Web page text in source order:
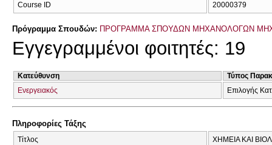
Course ID 20000379
Πρόγραμμα Σπουδών: ΠΡΟΓΡΑΜΜΑ ΣΠΟΥΔΩΝ ΜΗΧΑΝΟΛΟΓΩΝ
Εγγεγραμμένοι φοιτητές: 19
Κατεύθυνση
Τύπος
Ενεργειακός
Επιλογής
Πληροφορίες Τάξης
Τίτλος ΧΗΜΕΙΑ ΚΑΙ